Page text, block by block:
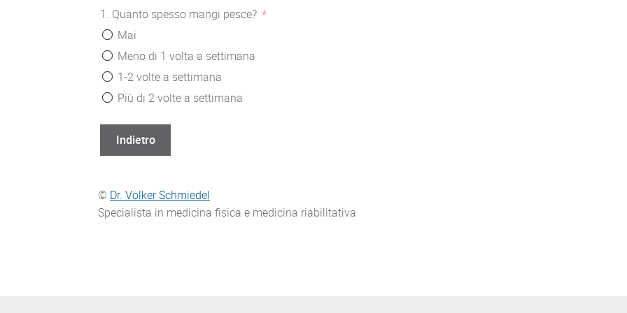
1. Quanto spesso mangi pesce?
Mai
Meno di 1 volta a settimana
1-2 volte a settimana
Più di 2 volte a settimana
Indietro
© Dr. Volker Schmiedel
Specialista in medicina fisica e medicina riabilitativa